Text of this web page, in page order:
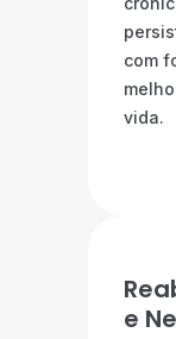
com
vida.
e